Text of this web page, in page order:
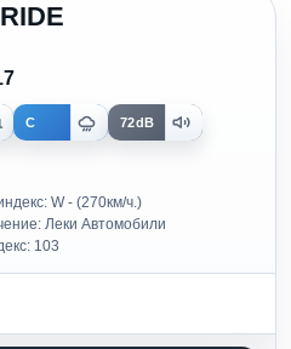
C 72dB
W - (270км/ч.)
Леки Автомобили
103